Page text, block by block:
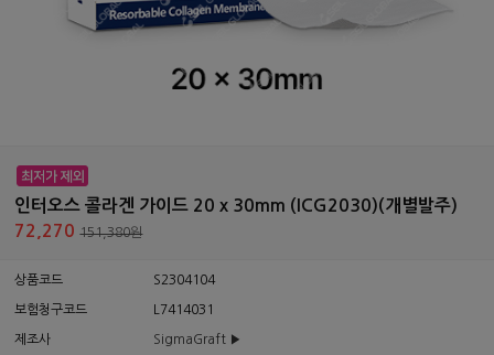
인터오스 콜라겐 가이드 20 x 30mm (ICG2030)(개별발주)
72,270 151,380원
상품코드 S2304104
보험청구코드 L7414031
제조사 SigmaGraft ▶